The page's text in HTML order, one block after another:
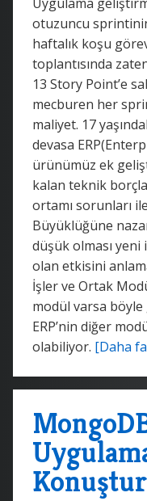
otuzuncu
haftalık koşu
toplantısında
13 Story Point’e
mecburen her
maliyet. 17
devasa
ürünümüz ek
kalan teknik
ortamı sorunları
Büyüklüğüne
düşük olması
olan etkisini
İşler ve Ortak
modül varsa
ERP’nin diğer
olabiliyor. [Daha